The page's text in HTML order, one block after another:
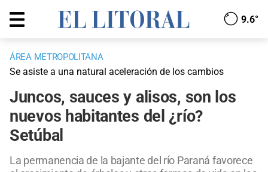
9.6°
ÁREA METROPOLITANA
Se asiste a una natural aceleración de los cambios
Juncos, sauces y alisos, son los
nuevos habitantes del ¿río?
Setúbal
La permanencia de la bajante del río Paraná favorece